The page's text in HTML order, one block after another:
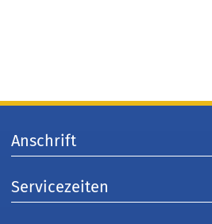
Anschrift
Servicezeiten